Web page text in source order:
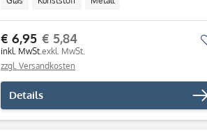
€ 6,95
inkl. MwSt.
€ 5,84
exkl. MwSt.
zzgl. Versandkosten
Details